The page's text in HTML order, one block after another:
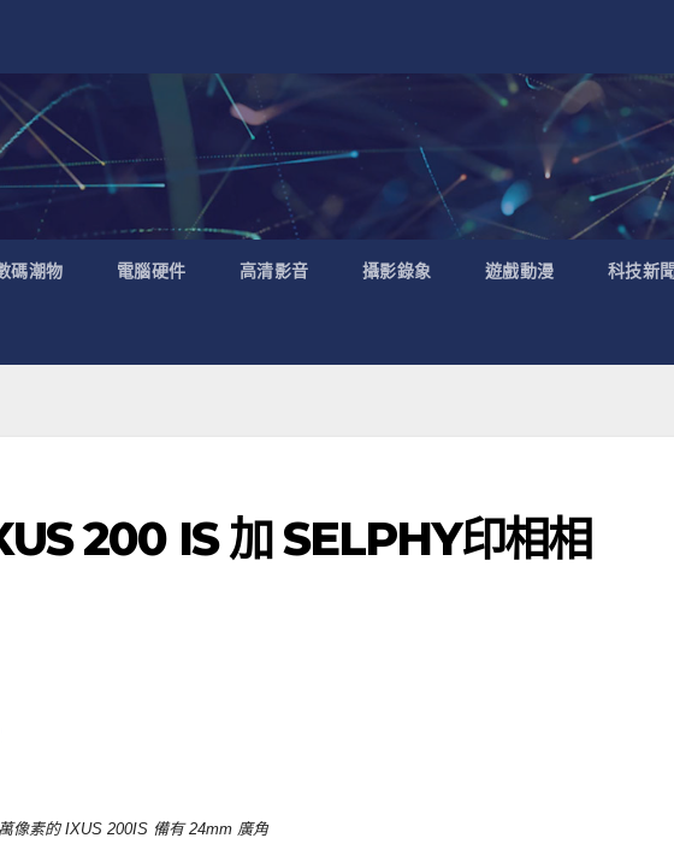
碼潮物 電腦硬件 高清影音 攝影錄象 遊戲動漫 科技新
200 IS 加 SELPHY印相相
像素的 IXUS 200IS 備有 24mm 廣角